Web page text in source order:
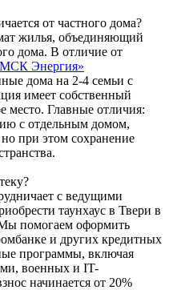
от частного дома?
жилья, объединяющий
дома. В отличие от
Энергия»
дома на 2-4 семьи с
имеет собственный
место. Главные отличия:
с отдельным домом,
при этом сохранение
с ведущими
таунхаус в Твери в
помогаем оформить
и других кредитных
программы, включая
военных и IT-
начинается от 20%